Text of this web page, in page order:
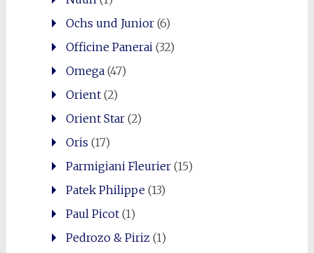
Ochs und Junior(6)
Officine Panerai (32)
Omega(47)
Orient(2)
Orient Star(2)
Oris (17)
Parmigiani Fleurier(15)
Patek Philippe(13)
Paul Picot(1)
Pedrozo & Piriz (1)